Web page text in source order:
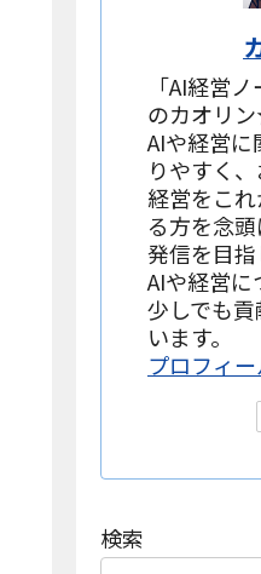
「AI経営
のカオリン
AIや経営
りやすく
経営をこ
る方を念
発信を目
AIや経営に
少しでも
います。
プロフィ
検索